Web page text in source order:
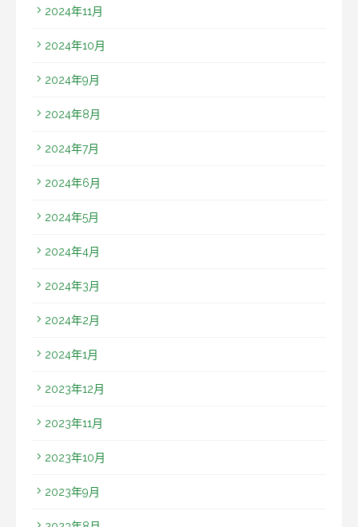
2024年11月
2024年10月
2024年9月
2024年8月
2024年7月
2024年6月
2024年5月
2024年4月
2024年3月
2024年2月
2024年1月
2023年12月
2023年11月
2023年10月
2023年9月